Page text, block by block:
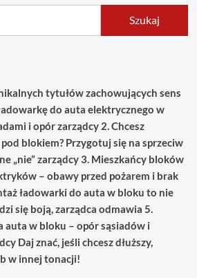
Szukaj
tytułów zachowujących sens
do auta elektrycznego w
i opór zarządcy 2. Chcesz
blokiem? Przygotuj się na sprzeciw
„nie” zarządcy 3. Mieszkańcy bloków
– obawy przed pożarem i brak
ładowarki do auta w bloku to nie
się boją, zarządca odmawia 5.
auta w bloku – opór sąsiadów i
Daj znać, jeśli chcesz dłuższy,
w innej tonacji!